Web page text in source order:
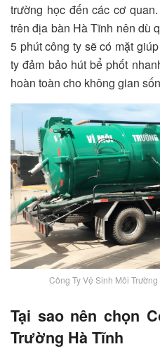
trường học đến các cơ
trên địa bàn Hà Tĩnh nên dù
5 phút công ty sẽ có mặt
ty đảm bảo hút bể phốt
hoàn toàn cho không gian
Công Ty Vệ Sinh Môi
Tại sao nên chọn
Trường Hà Tĩnh